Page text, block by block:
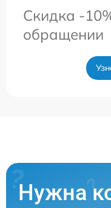
Скидка -
обращении
Нужна